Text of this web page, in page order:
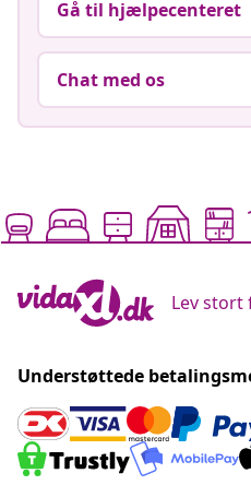
Gå til hjælpecenteret
Chat med os
Lev stort
Understøttede